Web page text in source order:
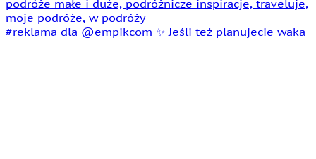
#reklama dla @empikcom ✨ Jeśli też planujecie waka